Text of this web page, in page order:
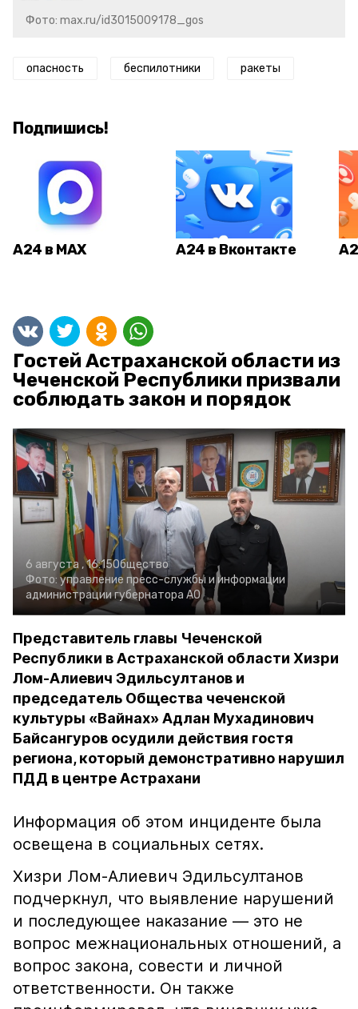
Фото: max.ru/id3015009178_gos
опасность беспилотники ракеты
Подпишись!
А24 в MAX А24 в Вконтакте
Гостей Астраханской области из
Чеченской Республики призвали
соблюдать закон и порядок
6 августа , 16:15Общество
Фото: управление пресс-службы и информации
администрации губернатора АО
Представитель главы Чеченской
Республики в Астраханской области Хизри
Лом-Алиевич Эдильсултанов и
председатель Общества чеченской
культуры «Вайнах» Адлан Мухадинович
Байсангуров осудили действия гостя
региона, который демонстративно нарушил
ПДД в центре Астрахани
Информация об этом инциденте была
освещена в социальных сетях.
Хизри Лом-Алиевич Эдильсултанов
подчеркнул, что выявление нарушений
и последующее наказание — это не
вопрос межнациональных отношений, а
вопрос закона, совести и личной
ответственности. Он также